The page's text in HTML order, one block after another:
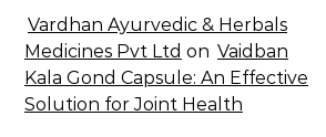
Vardhan Ayurvedic & Herbals
Medicines Pvt Ltd on Vaidban
Kala Gond Capsule: An Effective
Solution for Joint Health